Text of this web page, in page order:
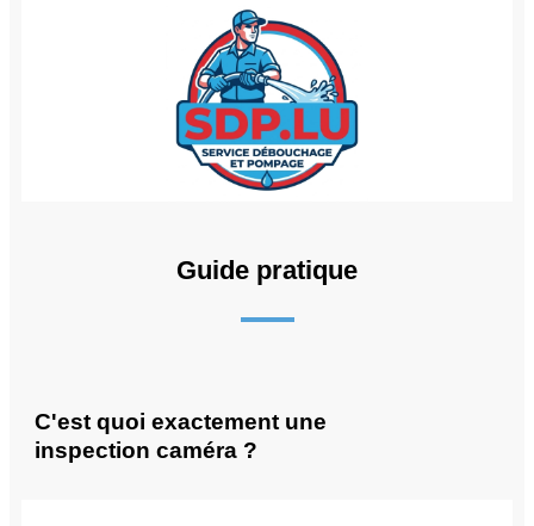
Guide pratique
C'est quoi exactement une
inspection caméra ?